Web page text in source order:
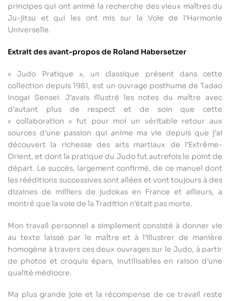
principes qui ont animé la recherche des vieux maîtres du
Ju-jitsu et qui les ont mis sur la Voie de l’Harmonie
Universelle.
Extrait des avant-propos de Roland Habersetzer
« Judo Pratique », un classique présent dans cette
collection depuis 1981, est un ouvrage posthume de Tadao
Inogai Sensei. J’avais illustré les notes du maître avec
d’autant plus de respect et de soin que cette
« collaboration » fut pour moi un véritable retour aux
sources d’une passion qui anime ma vie depuis que j’ai
découvert la richesse des arts martiaux de l’Extrême-
Orient, et dont la pratique du Judo fut autrefois le point de
départ. Le succès, largement confirmé, de ce manuel dont
les rééditions successives sont allées et vont toujours à des
dizaines de milliers de judokas en France et ailleurs, a
montré que la voie de la Tradition n’était pas morte.
Mon travail personnel a simplement consisté à donner vie
au texte laissé par le maître et à l’illustrer de manière
homogène à travers ces deux ouvrages sur le Judo, à partir
de photos et croquis épars, inutilisables en raison d’une
qualité médiocre.
Ma plus grande joie et la récompense de ce travail reste